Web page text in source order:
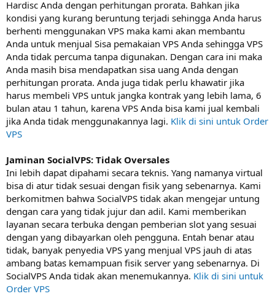
Hardisc Anda dengan perhitungan prorata. Bahkan jika
kondisi yang kurang beruntung terjadi sehingga Anda harus
berhenti menggunakan VPS maka kami akan membantu
Anda untuk menjual Sisa pemakaian VPS Anda sehingga VPS
Anda tidak percuma tanpa digunakan. Dengan cara ini maka
Anda masih bisa mendapatkan sisa uang Anda dengan
perhitungan prorata. Anda juga tidak perlu khawatir jika
harus membeli VPS untuk jangka kontrak yang lebih lama, 6
bulan atau 1 tahun, karena VPS Anda bisa kami jual kembali
jika Anda tidak menggunakannya lagi. Klik di sini untuk Order
VPS
Jaminan SocialVPS: Tidak Oversales
Ini lebih dapat dipahami secara teknis. Yang namanya virtual
bisa di atur tidak sesuai dengan fisik yang sebenarnya. Kami
berkomitmen bahwa SocialVPS tidak akan mengejar untung
dengan cara yang tidak jujur dan adil. Kami memberikan
layanan secara terbuka dengan pemberian slot yang sesuai
dengan yang dibayarkan oleh pengguna. Entah benar atau
tidak, banyak penyedia VPS yang menjual VPS jauh di atas
ambang batas kemampuan fisik server yang sebenarnya. Di
SocialVPS Anda tidak akan menemukannya. Klik di sini untuk
Order VPS